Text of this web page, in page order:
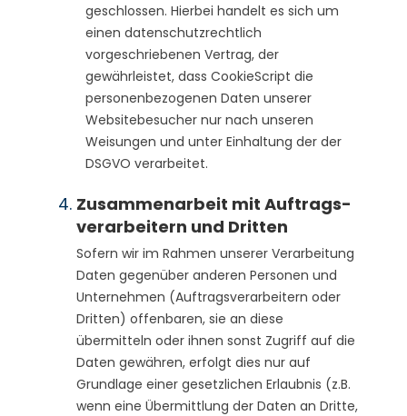
geschlossen. Hierbei handelt es sich um
einen datenschutzrechtlich
vorgeschriebenen Vertrag, der
gewährleistet, dass CookieScript die
personenbezogenen Daten unserer
Websitebesucher nur nach unseren
Weisungen und unter Einhaltung der der
DSGVO verarbeitet.
Zusammenarbeit mit Auftrags­
ver­arbeitern und Dritten
Sofern wir im Rahmen unserer Verarbeitung
Daten gegenüber anderen Personen und
Unternehmen (Auftragsverarbeitern oder
Dritten) offenbaren, sie an diese
übermitteln oder ihnen sonst Zugriff auf die
Daten gewähren, erfolgt dies nur auf
Grundlage einer gesetzlichen Erlaubnis (z.B.
wenn eine Übermittlung der Daten an Dritte,